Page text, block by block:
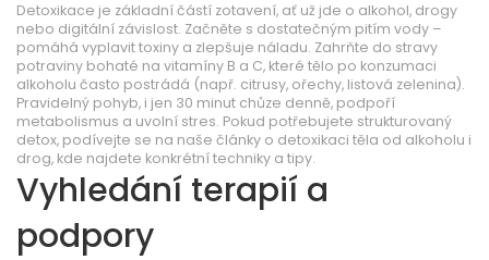
Detoxikace je základní částí zotavení, ať už jde o alkohol, drogy
nebo digitální závislost. Začněte s dostatečným pitím vody –
pomáhá vyplavit toxiny a zlepšuje náladu. Zahrňte do stravy
potraviny bohaté na vitamíny B a C, které tělo po konzumaci
alkoholu často postrádá (např. citrusy, ořechy, listová zelenina).
Pravidelný pohyb, i jen 30 minut chůze denně, podpoří
metabolismus a uvolní stres. Pokud potřebujete strukturovaný
detox, podívejte se na naše články o detoxikaci těla od alkoholu i
drog, kde najdete konkrétní techniky a tipy.
Vyhledání terapií a
podpory